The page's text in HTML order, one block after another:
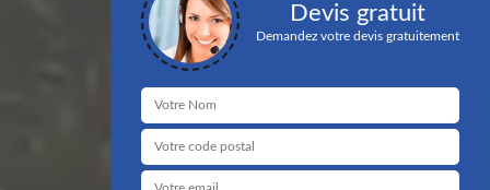
Devis gratuit
Demandez votre devis gratuitement